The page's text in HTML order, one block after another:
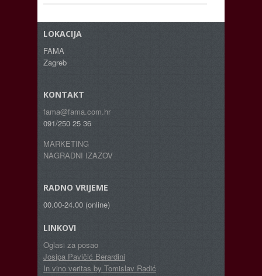
LOKACIJA
FAMA
Zagreb
KONTAKT
fama@fama.com.hr
091/250 25 36
MARKETING
NAGRADNI IZAZOV
RADNO VRIJEME
00.00-24.00 (online)
LINKOVI
Oglasi za posao
Josipa Pavičić Berardini
In vino veritas by Tomislav Radić